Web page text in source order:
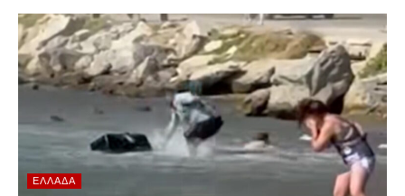
ΕΛΛΆΔΑ